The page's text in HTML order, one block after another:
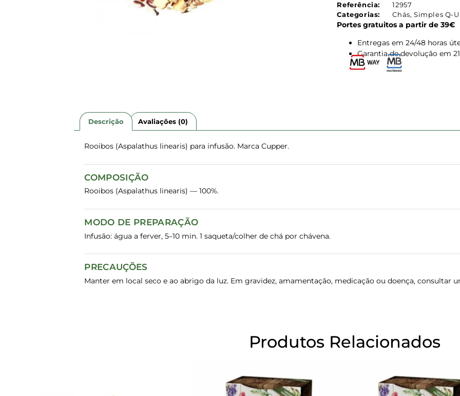
Referência:
12957
Categorias:
Chás,Simples Q-U
Portes gratuitos a partir de 39€
Entregas em 24/48 horas
Garantia de devolução em
Descrição Avaliações (0)
Rooibos (Aspalathus linearis) para infusão. Marca Cupper.
COMPOSIÇÃO
Rooibos (Aspalathus linearis) — 100%.
MODO DE PREPARAÇÃO
Infusão: água a ferver, 5–10 min. 1 saqueta/colher de chá por chávena.
PRECAUÇÕES
Manter em local seco e ao abrigo da luz. Em gravidez, amamentação, medicação ou doença, consultar
Produtos Relacionados